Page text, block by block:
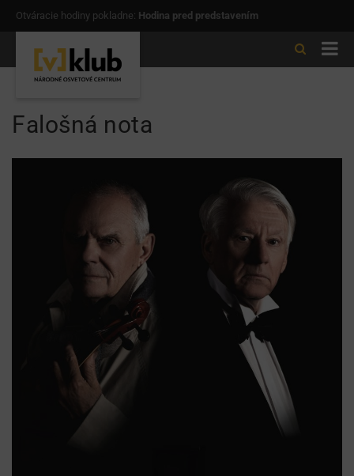
Otváracie hodiny pokladne: Hodina pred predstavením
Falošná nota